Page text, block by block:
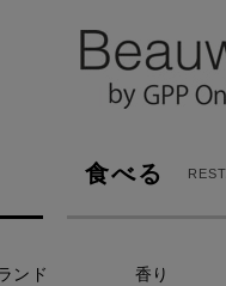
食べる
ンド 香り